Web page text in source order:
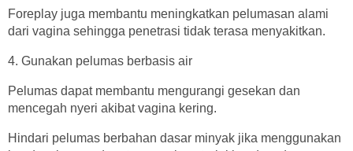
Foreplay juga membantu meningkatkan pelumasan alami
dari vagina sehingga penetrasi tidak terasa menyakitkan.
4. Gunakan pelumas berbasis air
Pelumas dapat membantu mengurangi gesekan dan
mencegah nyeri akibat vagina kering.
Hindari pelumas berbahan dasar minyak jika menggunakan